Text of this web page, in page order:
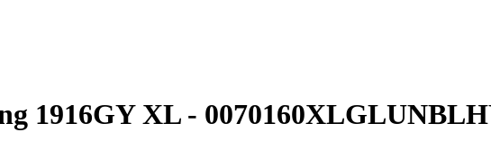
1916GY XL -